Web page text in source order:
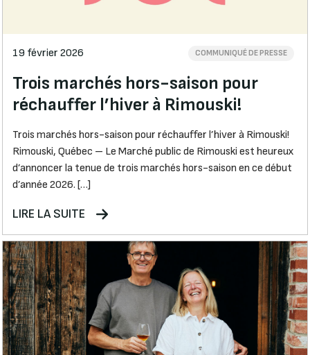
19 février 2026 COMMUNIQUÉ DE PRESSE
Trois marchés hors-saison pour
réchauffer l’hiver à Rimouski!
Trois marchés hors-saison pour réchauffer l’hiver à Rimouski!
Rimouski, Québec – Le Marché public de Rimouski est heureux
d’annoncer la tenue de trois marchés hors-saison en ce début
d’année 2026. […]
LIRE LA SUITE